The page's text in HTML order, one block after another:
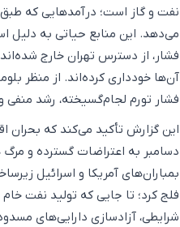
می‌دهد. این منابع حیاتی به دلیل
فشار، از دسترس تهران خارج شده‌اند
آن‌ها خودداری کرده‌اند. از منظر
فشار تورم لجام‌گسیخته، رشد منفی
این گزارش تأکید می‌کند که بحران
دسامبر به اعتراضات گسترده و
بمباران‌های آمریکا و اسرائیل
فلج کرد؛ تا جایی که تولید نفت
شرایطی، آزادسازی دارایی‌های